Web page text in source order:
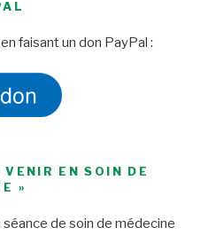
faisant un don PayPal :
EN SOIN DE
»
de soin de médecine